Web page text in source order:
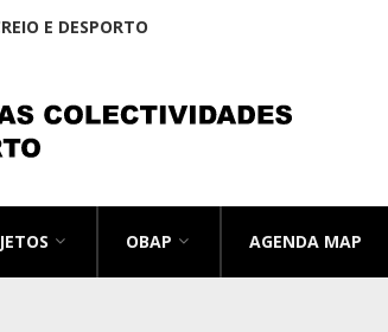
E DESPORTO
OBAP AGENDA MAP